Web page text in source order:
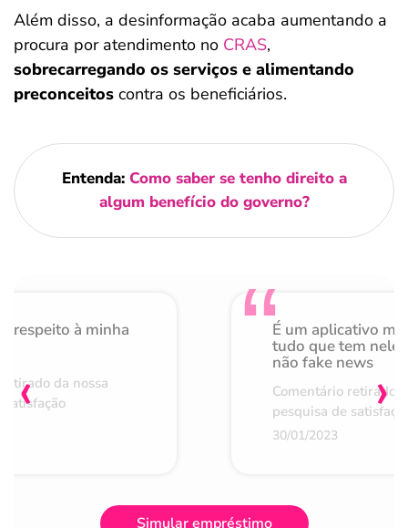
Além disso, a desinformação acaba aumentando a
procura por atendimento no CRAS,
sobrecarregando os serviços e alimentando
preconceitos contra os beneficiários.
Entenda: Como saber se tenho direito a
algum benefício do governo?
respeito à minha
da nossa
É um aplicativo
tudo que tem nele
não fake news
Comentário retirado
pesquisa de
30/01/2023
‹ ›
Simular empréstimo